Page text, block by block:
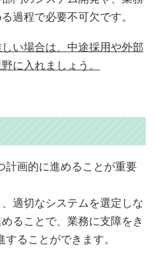
過程で必要不可欠です。
い場合は、中途採用や外部
に入れましょう。
計画的に進めることが重要
適切なシステムを選定しな
ることで、業務に支障をき
ることができます。